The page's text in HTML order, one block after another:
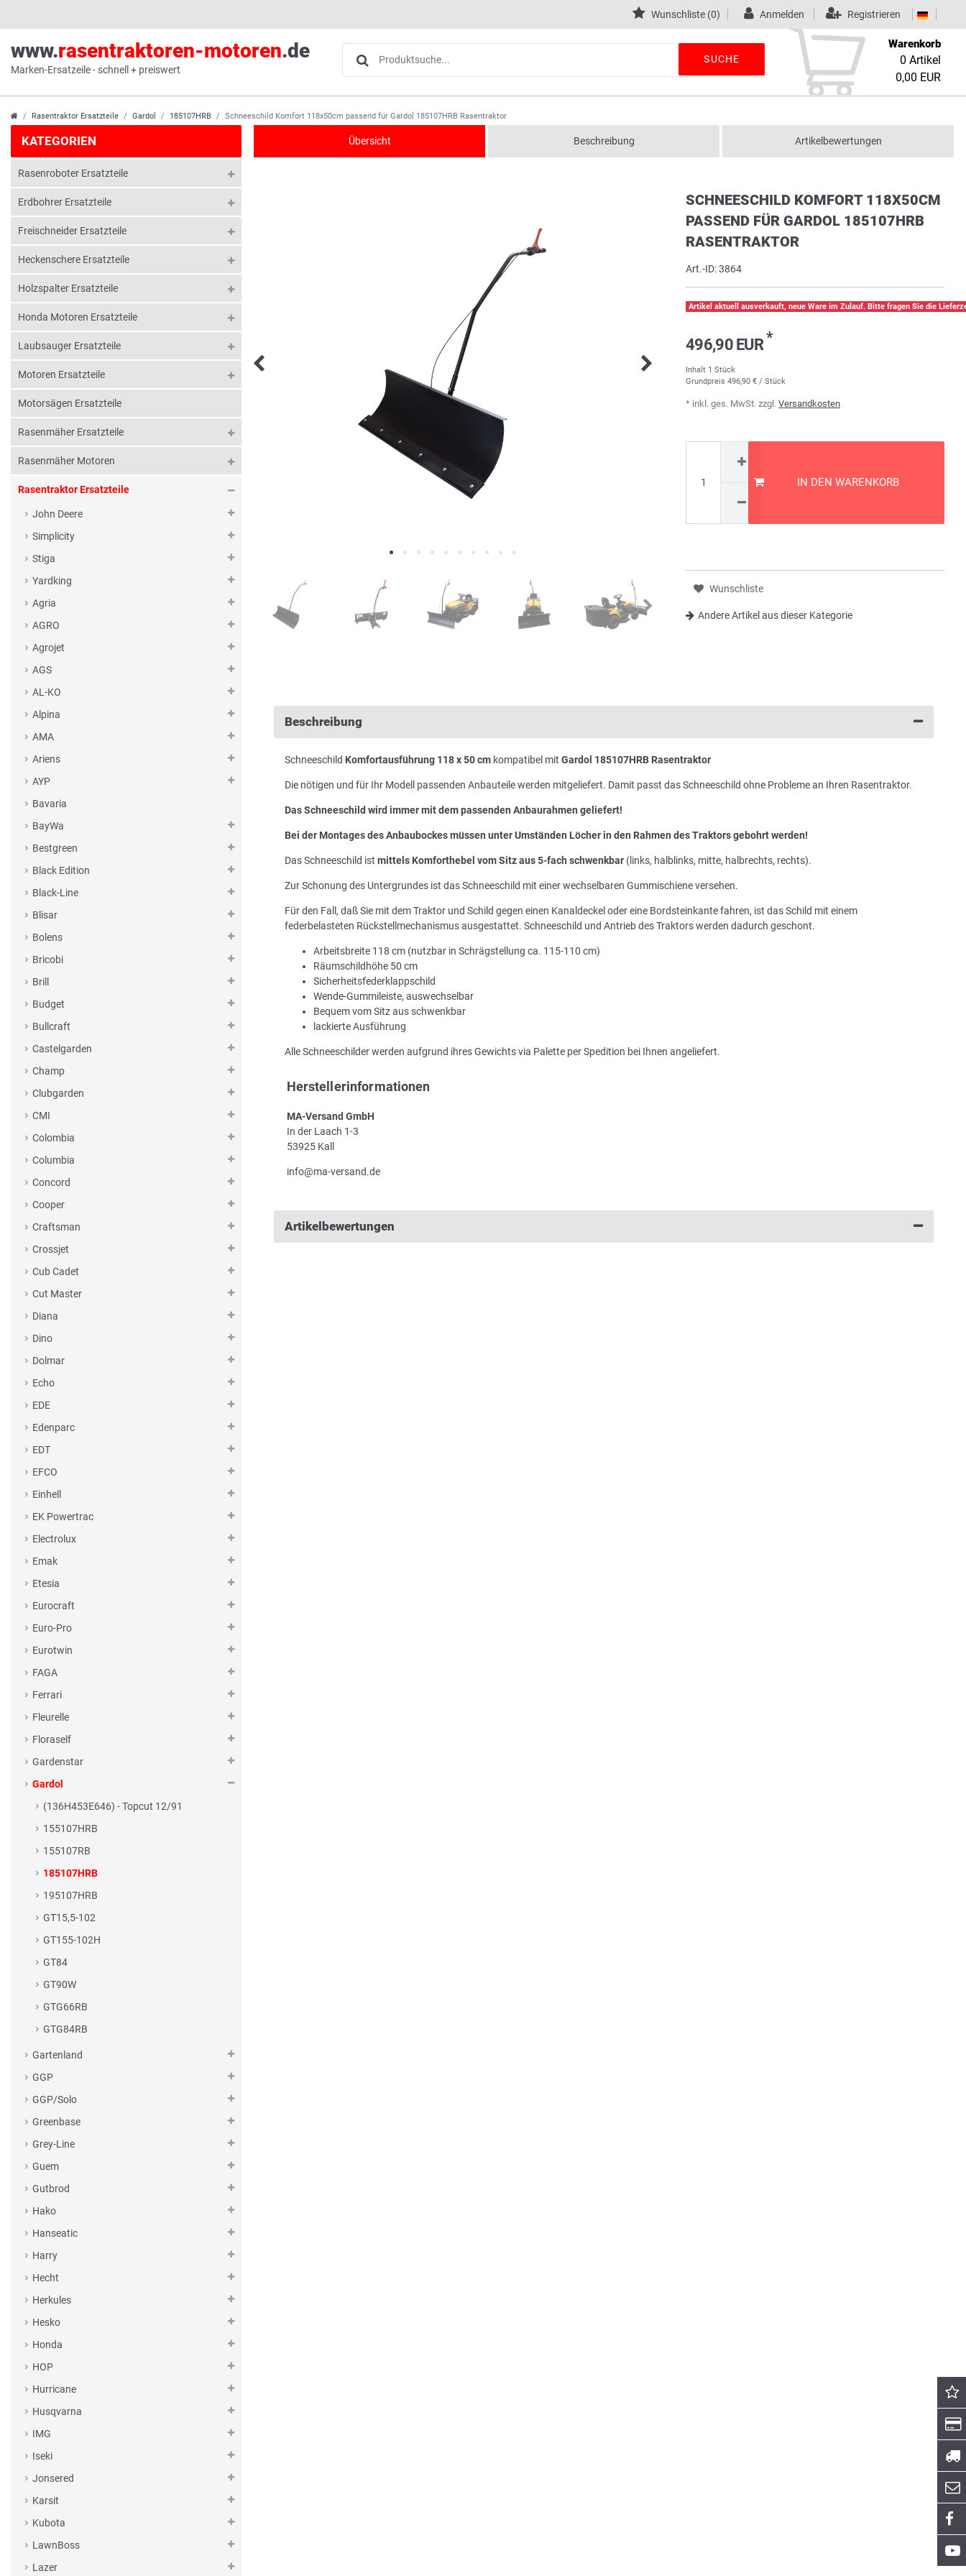
Wunschliste (0) Anmelden Registrieren
www.rasentraktoren-motoren.de
Marken-Ersatzeile - schnell + preiswert
SUCHE
Warenkorb
0 Artikel
0,00 EUR
Rasentraktor Ersatzteile Gardol 185107HRB Schneeschild Komfort 118x50cm passend für Gardol 185107HRB Rasentraktor
KATEGORIEN
Rasenroboter Ersatzteile
Erdbohrer Ersatzteile
Freischneider Ersatzteile
Heckenschere Ersatzteile
Holzspalter Ersatzteile
Honda Motoren Ersatzteile
Laubsauger Ersatzteile
Motoren Ersatzteile
Motorsägen Ersatzteile
Rasenmäher Ersatzteile
Rasenmäher Motoren
Rasentraktor Ersatzteile
John Deere
Simplicity
Stiga
Yardking
Agria
AGRO
Agrojet
AGS
AL-KO
Alpina
AMA
Ariens
AYP
Bavaria
BayWa
Bestgreen
Black Edition
Black-Line
Blisar
Bolens
Bricobi
Brill
Budget
Bullcraft
Castelgarden
Champ
Clubgarden
CMI
Colombia
Columbia
Concord
Cooper
Craftsman
Crossjet
Cub Cadet
Cut Master
Diana
Dino
Dolmar
Echo
EDE
Edenparc
EDT
EFCO
Einhell
EK Powertrac
Electrolux
Emak
Etesia
Eurocraft
Euro-Pro
Eurotwin
FAGA
Ferrari
Fleurelle
Floraself
Gardenstar
Gardol
(136H453E646) - Topcut 12/91
155107HRB
155107RB
185107HRB
195107HRB
GT15,5-102
GT155-102H
GT84
GT90W
GTG66RB
GTG84RB
Gartenland
GGP
GGP/Solo
Greenbase
Grey-Line
Guem
Gutbrod
Hako
Hanseatic
Harry
Hecht
Herkules
Hesko
Honda
HOP
Hurricane
Husqvarna
IMG
Iseki
Jonsered
Karsit
Kubota
LawnBoss
Lazer
Übersicht Beschreibung Artikelbewertungen
SCHNEESCHILD KOMFORT 118X50CM
PASSEND FÜR GARDOL 185107HRB
RASENTRAKTOR
Art.-ID:3864
Artikel aktuell ausverkauft, neue Ware im Zulauf. Bitte fragen Sie die
496,90 EUR*
Inhalt 1 Stück
Grundpreis 496,90 € / Stück
* inkl. ges. MwSt. zzgl. Versandkosten
IN DEN WARENKORB
Wunschliste
Andere Artikel aus dieser Kategorie
Beschreibung
Schneeschild Komfortausführung 118 x 50 cm kompatibel mit Gardol 185107HRB Rasentraktor
Die nötigen und für Ihr Modell passenden Anbauteile werden mitgeliefert. Damit passt das Schneeschild ohne Probleme an Ihren Rasentraktor.
Das Schneeschild wird immer mit dem passenden Anbaurahmen geliefert!
Bei der Montages des Anbaubockes müssen unter Umständen Löcher in den Rahmen des Traktors gebohrt werden!
Das Schneeschild ist mittels Komforthebel vom Sitz aus 5-fach schwenkbar (links, halblinks, mitte, halbrechts, rechts).
Zur Schonung des Untergrundes ist das Schneeschild mit einer wechselbaren Gummischiene versehen.
Für den Fall, daß Sie mit dem Traktor und Schild gegen einen Kanaldeckel oder eine Bordsteinkante fahren, ist das Schild mit einem
federbelasteten Rückstellmechanismus ausgestattet. Schneeschild und Antrieb des Traktors werden dadurch geschont.
Arbeitsbreite 118 cm (nutzbar in Schrägstellung ca. 115-110 cm)
Räumschildhöhe 50 cm
Sicherheitsfederklappschild
Wende-Gummileiste, auswechselbar
Bequem vom Sitz aus schwenkbar
lackierte Ausführung
Alle Schneeschilder werden aufgrund ihres Gewichts via Palette per Spedition bei Ihnen angeliefert.
Herstellerinformationen
MA-Versand GmbH
In der Laach 1-3
53925 Kall
info@ma-versand.de
Artikelbewertungen